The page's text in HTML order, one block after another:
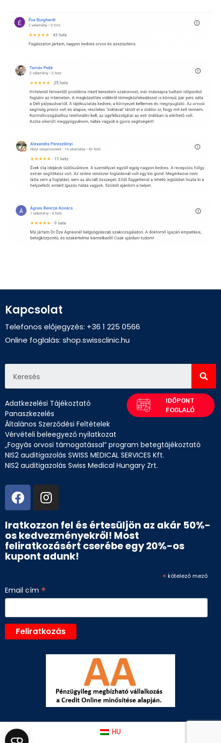
Kapcsolat
Telefonos előjegyzés: +36 1 225 0566
Online foglalás: shop.swissclinic.hu
Adatkezelési Tájékoztató
Panaszkezelés
Általános Szerződési Feltételek
Vérvételi beleegyező nyilatkozat
„Fogyás orvosi támogatással” program betegtájékoztató
NIS2 auditigazolás SWISS MEDICAL SERVICES Kft.
NIS2 auditigazolás Swiss Medical Hungary Zrt.
Iratkozzon fel és értesüljön az akár 50%-
os kedvezményekről! Most
feliratkozásért cserébe egy 20%-os
kupont adunk!
* kötelező mező
Email cím *
HU